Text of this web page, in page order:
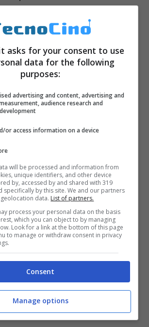
147 x 72.6 x 7.9mm –
A Cat 6
Wi-Fi 802.11 a, b, g, n, ac
4.2 / NFC / USB Type-C
4K / Dual Flash / Auto-
Laser / Sensore di impronte
5X su Amazon!
asks for your consent to use
data for the following
purposes:
advertising and content, advertising and
audience research and
or access information on a device
will be processed and information from
unique identifiers, and other device
by, accessed by and shared with 319
specifically by this site. We and our partners
data. List of partners.
process your personal data on the basis
which you can object to by managing
Look for a link at the bottom of this page
to manage or withdraw consent in privacy
Consent
Manage options